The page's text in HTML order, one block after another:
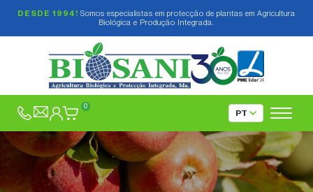
DESDE 1994! Somos especialistas em protecção de plantas em Agricultura
Biológica e Produção Integrada.
0
Inseticidas Biológicos e Vegetais
Fungicidas e Elicitores
Armadilhas, Atrativos e Feromonas
Armadilhas tipo Delta, tipo Funil e tipo de Água